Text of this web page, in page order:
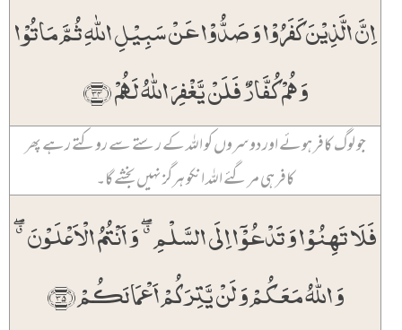
اِنَّ الَّذِیۡنَ کَفَرُوۡا وَ صَدُّوۡا عَنۡ سَبِیۡلِ اللّٰہِ ثُمَّ مَاتُوۡا
وَ ہُمۡ کُفَّارٌ فَلَنۡ یَّغۡفِرَ اللّٰہُ لَہُمۡ ﴿۳۴﴾
جو لوگ کافر ہوئے اور دوسروں کو اللہ کے رستے سے روکتے رہے پھر
کافر ہی مر گئے اللہ انکو ہرگز نہیں بخشے گا۔
فَلَا تَہِنُوۡا وَ تَدۡعُوۡۤا اِلَی السَّلۡمِ ٭ۖ وَ اَنۡتُمُ الۡاَعۡلَوۡنَ ٭ۖ
وَ اللّٰہُ مَعَکُمۡ وَ لَنۡ یَّتِرَکُمۡ اَعۡمَالَکُمۡ ﴿۳۵﴾